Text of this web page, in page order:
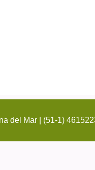
del Mar | (51-1)